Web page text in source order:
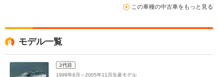
この車種の中古車をもっと見る
モデル一覧
2代目
1998年8月～2005年11月生産モデル